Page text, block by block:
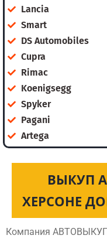
Lancia
Smart
DS Automobiles
Cupra
Rimac
Koenigsegg
Spyker
Pagani
Artega
ВЫКУП
ХЕРСОНЕ
Компания АВТОВЫКУП